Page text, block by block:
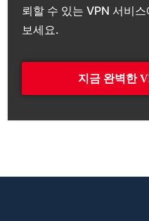
뢰할 수 있는 VPN 서비
보세요.
지금 완벽한